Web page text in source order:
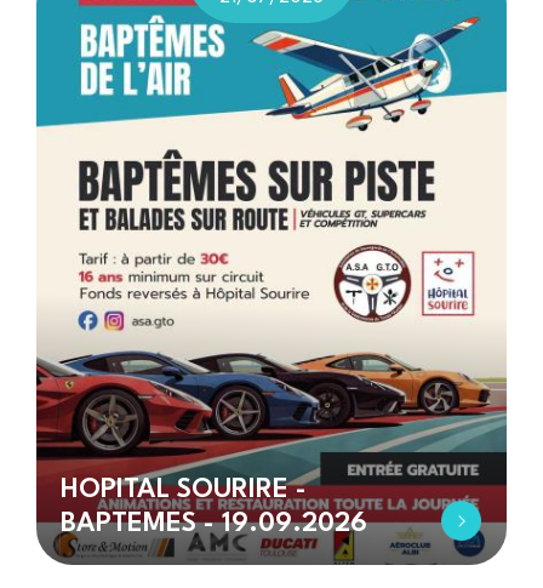
HOPITAL SOURIRE -
BAPTEMES - 19.09.2026